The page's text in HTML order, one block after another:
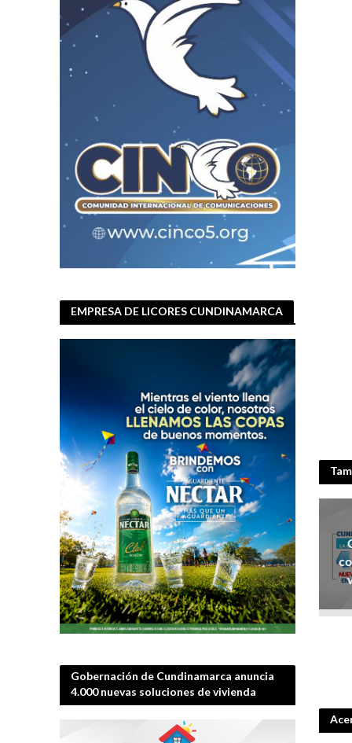
EMPRESA DE LICORES CUNDINAMARCA
Gobernación de Cundinamarca anuncia
4.000 nuevas soluciones de vivienda